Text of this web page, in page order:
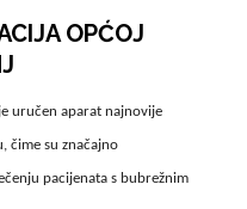
OPĆOJ
uručen aparat najnovije
čime su značajno
pacijenata s bubrežnim